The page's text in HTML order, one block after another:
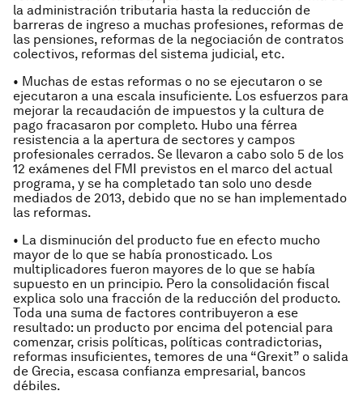
la administración tributaria hasta la reducción de
barreras de ingreso a muchas profesiones, reformas de
las pensiones, reformas de la negociación de contratos
colectivos, reformas del sistema judicial, etc.
• Muchas de estas reformas o no se ejecutaron o se
ejecutaron a una escala insuficiente. Los esfuerzos para
mejorar la recaudación de impuestos y la cultura de
pago fracasaron por completo. Hubo una férrea
resistencia a la apertura de sectores y campos
profesionales cerrados. Se llevaron a cabo solo 5 de los
12 exámenes del FMI previstos en el marco del actual
programa, y se ha completado tan solo uno desde
mediados de 2013, debido que no se han implementado
las reformas.
• La disminución del producto fue en efecto mucho
mayor de lo que se había pronosticado. Los
multiplicadores fueron mayores de lo que se había
supuesto en un principio. Pero la consolidación fiscal
explica solo una fracción de la reducción del producto.
Toda una suma de factores contribuyeron a ese
resultado: un producto por encima del potencial para
comenzar, crisis políticas, políticas contradictorias,
reformas insuficientes, temores de una “Grexit” o salida
de Grecia, escasa confianza empresarial, bancos
débiles.